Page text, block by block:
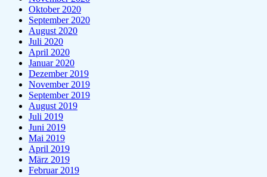
Oktober 2020
September 2020
August 2020
Juli 2020
April 2020
Januar 2020
Dezember 2019
November 2019
September 2019
August 2019
Juli 2019
Juni 2019
Mai 2019
April 2019
März 2019
Februar 2019